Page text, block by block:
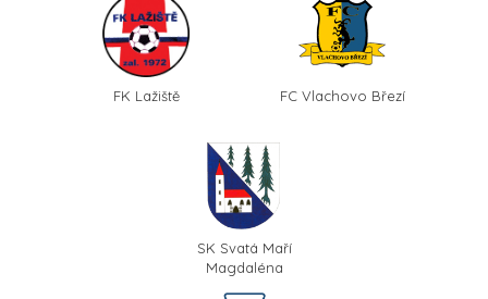
FK Lažiště FC Vlachovo Březí
SK Svatá Maří
Magdaléna